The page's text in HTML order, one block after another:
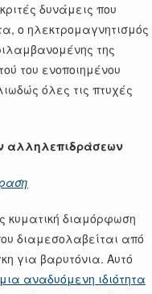
δυνάμεις που
ο ηλεκτρομαγνητισμός
της
του ενοποιημένου
όλες τις πτυχές
αλληλεπιδράσεων
κυματική διαμόρφωση
διαμεσολαβείται από
για βαρυτόνια. Αυτό
αναδυόμενη ιδιότητα